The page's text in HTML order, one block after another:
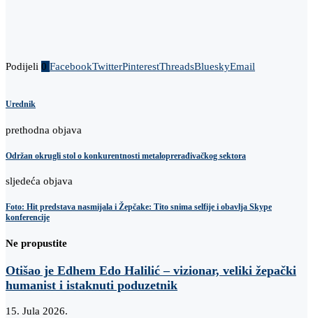
Podijeli 0 FacebookTwitterPinterestThreadsBlueskyEmail
Urednik
prethodna objava
Održan okrugli stol o konkurentnosti metaloprerađivačkog sektora
sljedeća objava
Foto: Hit predstava nasmijala i Žepčake: Tito snima selfije i obavlja Skype
konferencije
Ne propustite
Otišao je Edhem Edo Halilić – vizionar, veliki žepački
humanist i istaknuti poduzetnik
15. Jula 2026.